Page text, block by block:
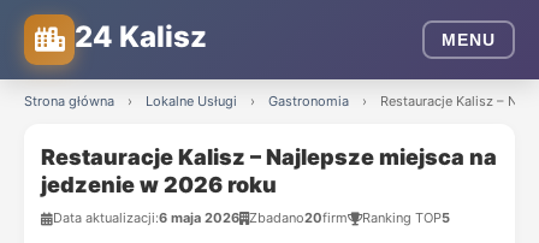
24 Kalisz MENU
Strona główna › Lokalne Usługi › Gastronomia › Restauracje Kalisz –
Restauracje Kalisz – Najlepsze miejsca na
jedzenie w 2026 roku
Data aktualizacji:6 maja 2026 Zbadano20firm Ranking TOP5